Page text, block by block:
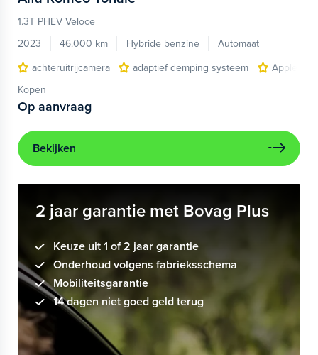
1.3T PHEV Veloce
2023
46.000 km Hybride benzine
Automaat
achteruitrijcamera
adaptief demping systeem
Apple
Kopen
Op aanvraag
Bekijken
2 jaar garantie met Bovag Plus
Keuze uit 1 of 2 jaar garantie
Onderhoud volgens fabrieksschema
Mobiliteitsgarantie
14 dagen niet goed geld terug